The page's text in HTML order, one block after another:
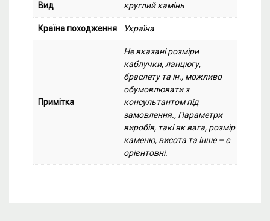
Вид круглий камінь
Країна походження Україна
Примітка
Не вказані розміри
каблучки, ланцюгу,
браслету та ін., можливо
обумовлювати з
консультантом під
замовлення., Параметри
виробів, такі як вага, розмір
каменю, висота та інше – є
орієнтовні.